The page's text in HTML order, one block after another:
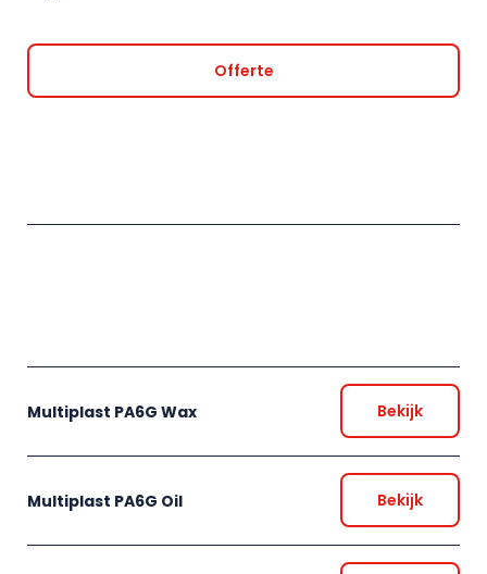
Offerte
Multiplast PA6G Wax Bekijk
Multiplast PA6G Oil Bekijk